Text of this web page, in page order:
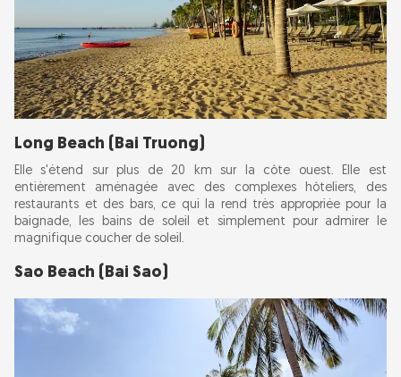
Parc national de Phu Quoc :
Marchés nocturnes :
Villages de pêcheurs de Phu Quoc : L'ancien
Que faire dans le village de pêcheurs de Ham
Ninh :
Foire aux questions sur Phu Quoc
Long Beach (Bai Truong)
Elle s'étend sur plus de 20 km sur la côte ouest. Elle est
entièrement aménagée avec des complexes hôteliers, des
restaurants et des bars, ce qui la rend très appropriée pour la
baignade, les bains de soleil et simplement pour admirer le
magnifique coucher de soleil.
Sao Beach (Bai Sao)